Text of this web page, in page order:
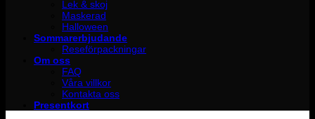
Lek & skoj
Maskerad
Halloween
Sommarerbjudande
Reseförpackningar
Om oss
FAQ
Våra villkor
Kontakta oss
Presentkort